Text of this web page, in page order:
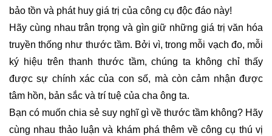
bảo tồn và phát huy giá trị của công cụ độc đáo này!
Hãy cùng nhau trân trọng và gìn giữ những giá trị văn hóa
truyền thống như thước tầm. Bởi vì, trong mỗi vạch đo, mỗi
ký hiệu trên thanh thước tầm, chúng ta không chỉ thấy
được sự chính xác của con số, mà còn cảm nhận được
tâm hồn, bản sắc và trí tuệ của cha ông ta.
Bạn có muốn chia sẻ suy nghĩ gì về thước tầm không? Hãy
cùng nhau thảo luận và khám phá thêm về công cụ thú vị